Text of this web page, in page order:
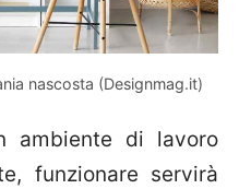
nascosta (Designmag.it)
ambiente di lavoro
funzionare servirà